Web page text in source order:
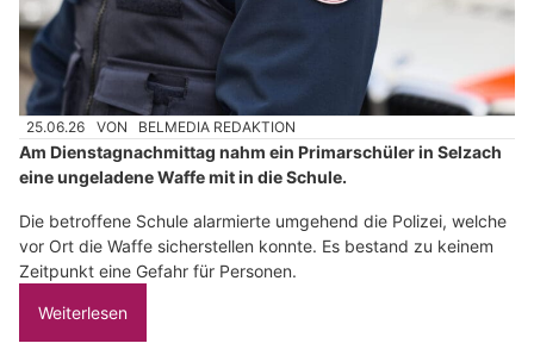
25.06.26 VON BELMEDIA REDAKTION
Am Dienstagnachmittag nahm ein Primarschüler in Selzach
eine ungeladene Waffe mit in die Schule.
Die betroffene Schule alarmierte umgehend die Polizei, welche
vor Ort die Waffe sicherstellen konnte. Es bestand zu keinem
Zeitpunkt eine Gefahr für Personen.
Weiterlesen